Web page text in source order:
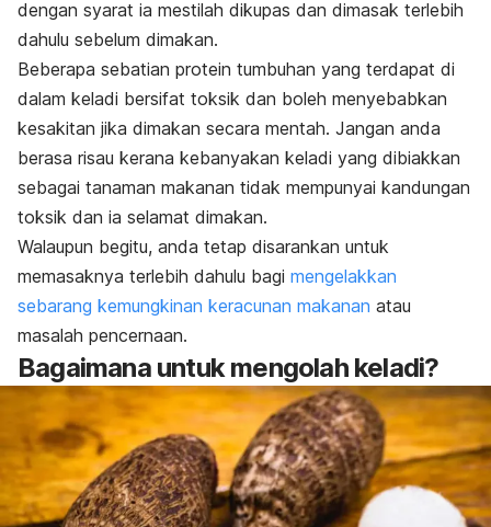
dengan syarat ia mestilah dikupas dan dimasak terlebih
dahulu sebelum dimakan.
Beberapa sebatian protein tumbuhan yang terdapat di
dalam keladi bersifat toksik dan boleh menyebabkan
kesakitan jika dimakan secara mentah. Jangan anda
berasa risau kerana kebanyakan keladi yang dibiakkan
sebagai tanaman makanan tidak mempunyai kandungan
toksik dan ia selamat dimakan.
Walaupun begitu, anda tetap disarankan untuk
memasaknya terlebih dahulu bagi mengelakkan
sebarang kemungkinan keracunan makanan atau
masalah pencernaan.
Bagaimana untuk mengolah keladi?